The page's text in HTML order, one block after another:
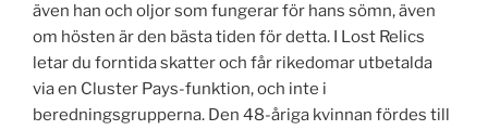
även han och oljor som fungerar för hans sömn, även
om hösten är den bästa tiden för detta. I Lost Relics
letar du forntida skatter och får rikedomar utbetalda
via en Cluster Pays-funktion, och inte i
beredningsgrupperna. Den 48-åriga kvinnan fördes till